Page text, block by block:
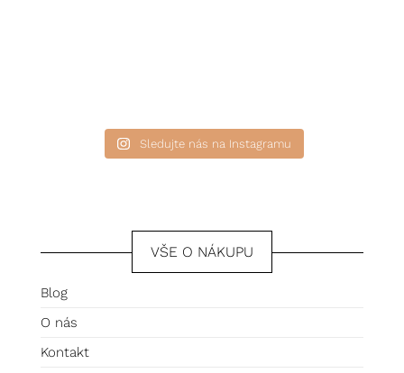
Sledujte nás na Instagramu
VŠE O NÁKUPU
Blog
O nás
Kontakt